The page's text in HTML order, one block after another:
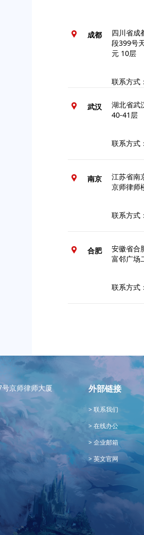
成都
四川省成
段399号
元 10层
联系方式
武汉
湖北省武
40-41层
联系方式
南京
江苏省南
京师律师
联系方式
合肥
安徽省合
富邻广场
联系方式
京师律师大厦 外部链接
联系我们
在线办公
企业邮箱
英文官网